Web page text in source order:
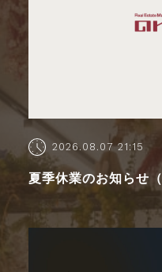
2026.08.07 21:15
夏季休業のお知らせ